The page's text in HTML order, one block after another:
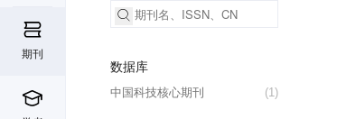
期刊
数据库
(1)
中国科技核心期刊